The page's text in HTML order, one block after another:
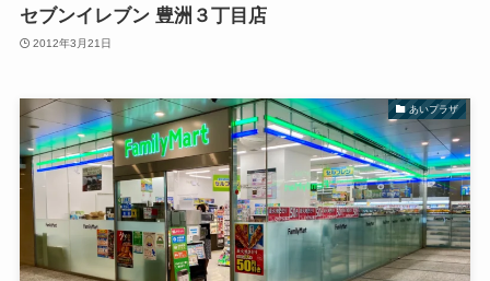
セブンイレブン 豊洲３丁目店
2012年3月21日
あいプラザ